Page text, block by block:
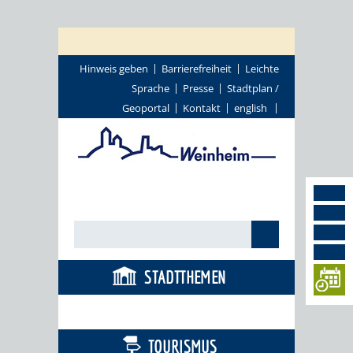
Hinweis geben Barrierefreiheit
Leichte
Sprache
Presse
Stadtplan /
Geoportal
Kontakt english
STADTTHEMEN
TOURISMUS